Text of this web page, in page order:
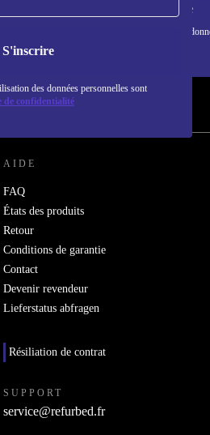
S'inscrire
des données personnelles sont
de confidentialité
S'inscrire
Retrouvez les informations sur l'utilisation des
politique de confidentialité
AIDE
FAQ
États des produits
Retour
Conditions de garantie
Contact
Devenir revendeur
Lieferstatus abfragen
Résiliation de contrat
SUPPORT
service@refurbed.fr